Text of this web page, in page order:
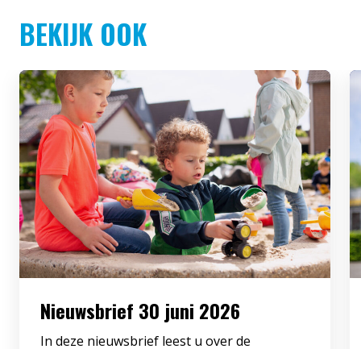
BEKIJK OOK
Nieuwsbrief 30 juni 2026
In deze nieuwsbrief leest u over de